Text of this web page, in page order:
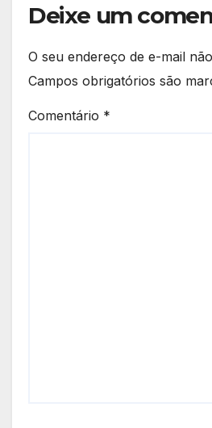
Deixe um
O seu endereço de e-mail
Campos obrigatórios são
Comentário *